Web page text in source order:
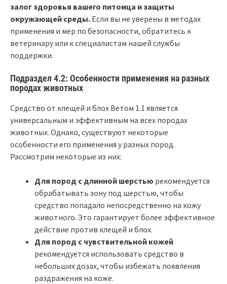
залог здоровья вашего питомца и защиты
окружающей среды. Если вы не уверены в методах
применения и мер по безопасности, обратитесь к
ветеринару или к специалистам нашей службы
поддержки.
Подраздел 4.2: Особенности применения на разных
породах животных
Средство от клещей и блох Ветом 1.1 является
универсальным и эффективным на всех породах
животных. Однако, существуют некоторые
особенности его применения у разных пород.
Рассмотрим некоторые из них:
Для пород с длинной шерстью рекомендуется
обрабатывать зону под шерстью, чтобы
средство попадало непосредственно на кожу
животного. Это гарантирует более эффективное
действие против клещей и блох.
Для пород с чувствительной кожей
рекомендуется использовать средство в
небольших дозах, чтобы избежать появления
раздражения на коже.